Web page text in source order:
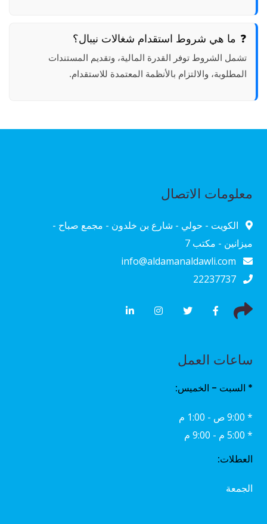
ما هي شروط استقدام شغالات نيبال؟
تشمل الشروط توفر القدرة المالية، وتقديم المستندات
المطلوبة، والالتزام بالأنظمة المعتمدة للاستقدام.
معلومات الاتصال
الكويت - حولي - شارع بن خلدون - مجمع صباح -
ميزانين - مكتب 7
ساعات العمل
* السبت - الخميس:
* 9:00 ص - 1:00 م
* 5:00 م - 9:00 م
العطلات:
الجمعة